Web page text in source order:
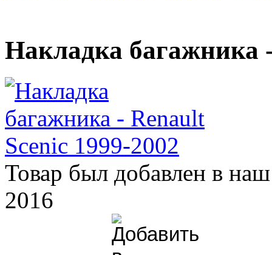
Накладка багажника
Товар был добавлен в
2016